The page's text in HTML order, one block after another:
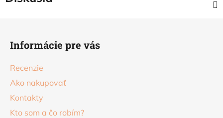
Informácie pre vás
Recenzie
Ako nakupovať
Kontakty
Kto som a čo robím?